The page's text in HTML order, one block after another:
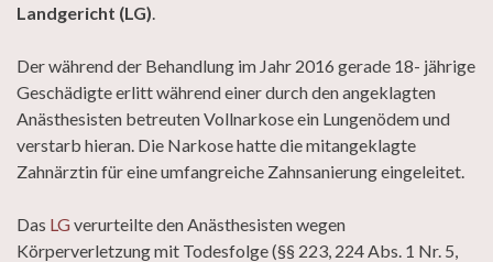
Landgericht (LG)
Der während der Behandlung im Jahr 2016 gerade 18- jährige
Geschädigte erlitt während einer durch den angeklagten
Anästhesisten betreuten Vollnarkose ein Lungenödem und
verstarb hieran. Die Narkose hatte die mitangeklagte
Zahnärztin für eine umfangreiche Zahnsanierung eingeleitet.
Das LGverurteilte den Anästhesisten wegen
Körperverletzung mit Todesfolge (§§ 223, 224 Abs. 1 Nr. 5,